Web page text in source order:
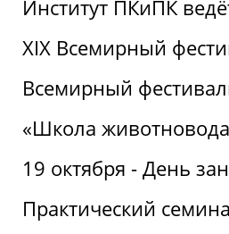
Институт ПКиПК
XIX Всемирный
Всемирный
«Школа
19 октября - День
Практический